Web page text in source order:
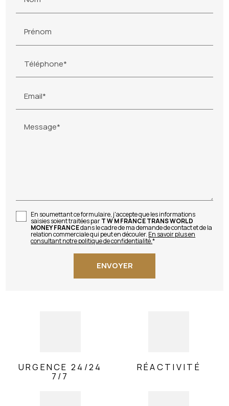
Prénom
Téléphone*
Email*
Message*
En soumettant ce formulaire, j'accepte que les informations
saisies soient traitées parT W M FRANCE TRANS WORLD
MONEY FRANCEdans le cadre de ma demande de contact et de la
relation commerciale qui peut en découler. En savoir plus en
consultant notre politique de confidentialité.*
URGENCE 24/24
7/7
RÉACTIVITÉ